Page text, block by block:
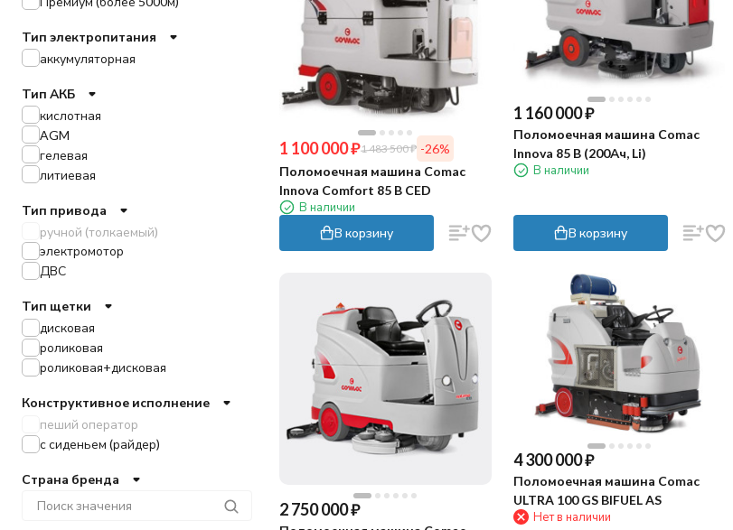
1 100 000₽1 483 500₽ -26%
Поломоечная машина Comac
Innova Comfort 85 B CED
В наличии
В корзину
1 160 000₽
Поломоечная машина Comac
Innova 85 B (200Ач, Li)
В наличии
В корзину
2 750 000₽
4 300 000₽
Поломоечная машина Comac
ULTRA 100 GS BIFUEL AS
Нет в наличии
Gadlee
Vostok
Roots
WELLLAND
Velargos
VinnerMyer
ICE
Pennon
Тип электропитания
аккумуляторная
Тип АКБ
кислотная
AGM
гелевая
литиевая
Тип привода
ручной (толкаемый)
электромотор
ДВС
Тип щетки
дисковая
роликовая
роликовая+дисковая
Конструктивное исполнение
пеший оператор
с сиденьем (райдер)
Страна бренда